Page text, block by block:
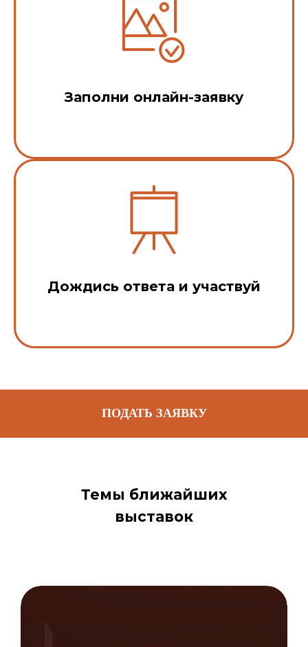
Заполни онлайн-заявку
Дождись ответа и участвуй
ПОДАТЬ ЗАЯВКУ
Темы ближайших
выставок